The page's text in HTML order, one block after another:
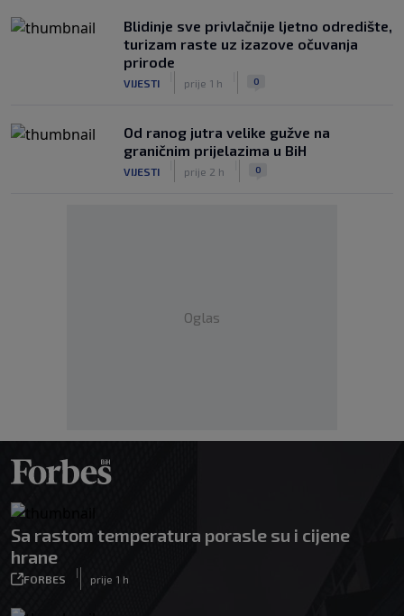
Blidinje sve privlačnije ljetno odredište,
turizam raste uz izazove očuvanja
prirode
VIJESTI prije 1 h 0
Od ranog jutra velike gužve na
graničnim prijelazima u BiH
VIJESTI prije 2 h 0
Oglas
Sa rastom temperatura porasle su i cijene
hrane
FORBES
|
prije 1 h